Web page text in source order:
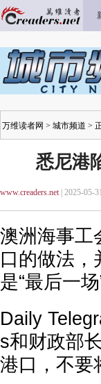
万维读者网 > 城市频道 >
悉尼港
www.creaders.net| 2025-05-
澳洲海事工
口的做法，
是“最后一场
Daily
s和财政部
港口，不要